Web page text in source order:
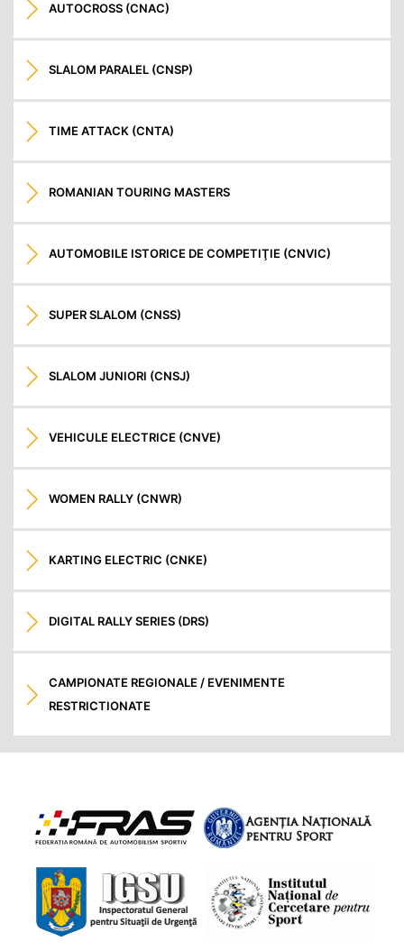
AUTOCROSS (CNAC)
SLALOM PARALEL (CNSP)
TIME ATTACK (CNTA)
ROMANIAN TOURING MASTERS
AUTOMOBILE ISTORICE DE COMPETIŢIE (CNVIC)
SUPER SLALOM (CNSS)
SLALOM JUNIORI (CNSJ)
VEHICULE ELECTRICE (CNVE)
WOMEN RALLY (CNWR)
KARTING ELECTRIC (CNKE)
DIGITAL RALLY SERIES (DRS)
CAMPIONATE REGIONALE / EVENIMENTE
RESTRICTIONATE